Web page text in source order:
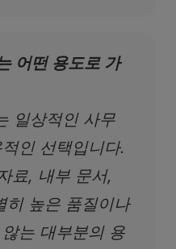
어떤 용도로 가
일상적인 사무
인 선택입니다.
료, 내부 문서,
히 높은 품질이나
는 대부분의 용